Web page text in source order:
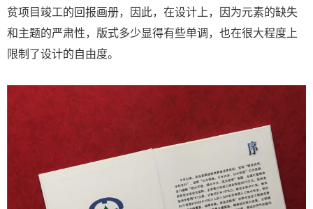
贫项目竣工的回报画册，因此，在设计上，因为元素的缺失
和主题的严肃性，版式多少显得有些单调，也在很大程度上
限制了设计的自由度。